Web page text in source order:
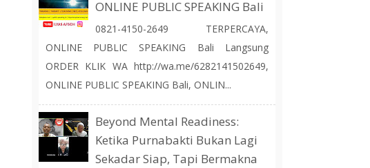
ONLINE PUBLIC SPEAKING Bali
0821-4150-2649 TERPERCAYA,
ONLINE PUBLIC SPEAKING Bali Langsung
ORDER KLIK WA http://wa.me/6282141502649,
ONLINE PUBLIC SPEAKING Bali, ONLIN...
Beyond Mental Readiness:
Ketika Purnabakti Bukan Lagi
Sekadar Siap, Tapi Bermakna